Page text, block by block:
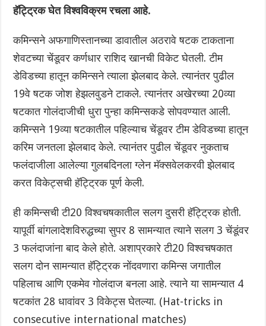
हॅट्ट्रिक घेत विश्वविक्रम रचला आहे.
कमिन्सने अफगाणिस्तानच्या डावातील अठरावे षटक टाकताना
शेवटच्या चेंडूवर कर्णधार राशिद खानची विकेट घेतली. टीम
डेविडच्या हातून कमिन्सने त्याला झेलबाद केले. त्यानंतर पुढील
19वे षटक जोश हेझलवुडने टाकले. त्यानंतर अखेरच्या 20व्या
षटकात गोलंदाजीची धुरा पुन्हा कमिन्सकडे सोपवण्यात आली.
कमिन्सने 19व्या षटकातील पहिल्याच चेंडूवर टीम डेविडच्या हातून
करिम जनतला झेलबाद केले. त्यानंतर पुढील चेंडूवर नुकताच
फलंदाजीला आलेल्या गुलबदिनला ग्लेन मॅक्सवेलकरवी झेलबाद
करत विकेट्सची हॅट्ट्रिक पूर्ण केली.
ही कमिन्सची टी20 विश्वचषकातील सलग दुसरी हॅट्ट्रिक होती.
यापूर्वी बांगलादेशविरुद्धच्या सुपर 8 सामन्यात त्याने सलग 3 चेंडूंवर
3 फलंदाजांना बाद केले होते. अशाप्रकारे टी20 विश्वचषकात
सलग दोन सामन्यात हॅट्ट्रिक नोंदवणारा कमिन्स जगातील
पहिलाच आणि एकमेव गोलंदाज बनला आहे. त्याने या सामन्यात 4
षटकांत 28 धावांवर 3 विकेट्स घेतल्या. (Hat-tricks in
consecutive international matches)